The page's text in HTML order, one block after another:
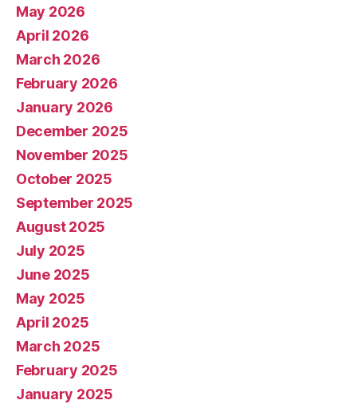
May 2026
April 2026
March 2026
February 2026
January 2026
December 2025
November 2025
October 2025
September 2025
August 2025
July 2025
June 2025
May 2025
April 2025
March 2025
February 2025
January 2025